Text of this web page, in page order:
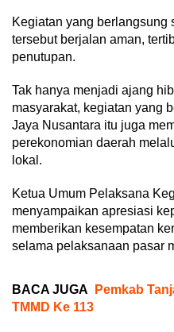
Kegiatan yang berlangsung
tersebut berjalan aman,
penutupan.
Tak hanya menjadi ajang
masyarakat, kegiatan yang
Jaya Nusantara itu juga
perekonomian daerah
lokal.
Ketua Umum Pelaksana
menyampaikan apresiasi
memberikan kesempatan
selama pelaksanaan pasar
BACA JUGA
Pemkab
TMMD Ke 113